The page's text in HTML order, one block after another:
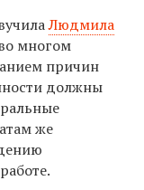
Людмила
многом
причин
должны
же